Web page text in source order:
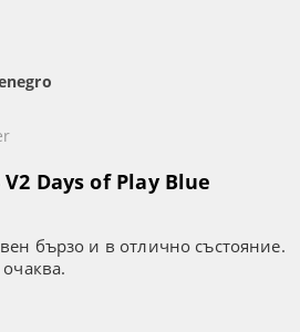
Days of Play Blue
бързо и в отлично състояние.